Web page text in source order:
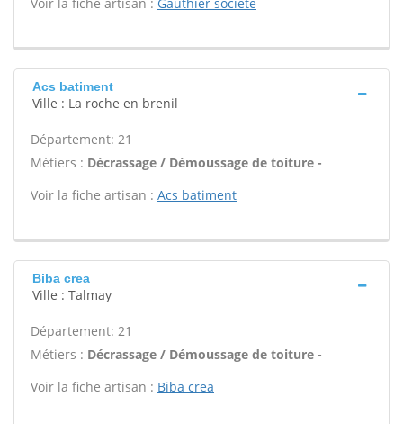
Acs batiment
Ville : La roche en brenil
Département: 21
Métiers : Décrassage / Démoussage de toiture -
Voir la fiche artisan : Acs batiment
Biba crea
Ville : Talmay
Département: 21
Métiers : Décrassage / Démoussage de toiture -
Voir la fiche artisan : Biba crea